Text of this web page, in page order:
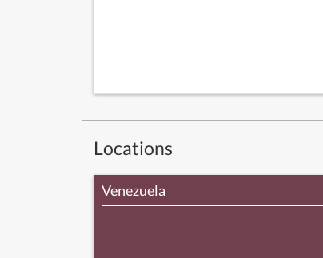
Locations
Venezuela